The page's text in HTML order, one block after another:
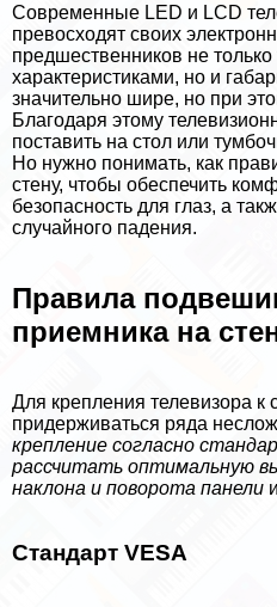
Современные LED и LCD
превосходят своих
предшественников не только
хаpaктеристиками, но и
значительно шире, но при
Благодаря этому
поставить на стол или
Но нужно понимать, как
стену, чтобы обеспечить
безопасность для глаз, а
случайного падения.
Правила
приемника на
Для крепления телевизора к
придерживаться ряда
крепление согласно
рассчитать оптимальную
наклона и поворота панели
Стандарт VESA